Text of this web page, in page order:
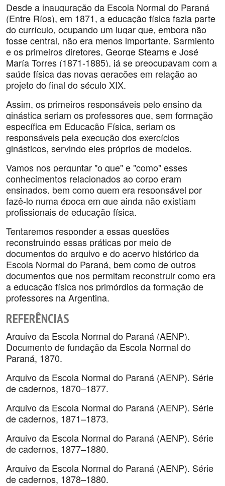
Desde a inauguração da Escola Normal do Paraná
(Entre Ríos), em 1871, a educação física fazia parte
do currículo, ocupando um lugar que, embora não
fosse central, não era menos importante. Sarmiento
e os primeiros diretores, George Stearns e José
María Torres (1871-1885), já se preocupavam com a
saúde física das novas gerações em relação ao
projeto do final do século XIX.
Assim, os primeiros responsáveis pelo ensino da
ginástica seriam os professores que, sem formação
específica em Educação Física, seriam os
responsáveis pela execução dos exercícios
ginásticos, servindo eles próprios de modelos.
Vamos nos perguntar "o que" e "como" esses
conhecimentos relacionados ao corpo eram
ensinados, bem como quem era responsável por
fazê-lo numa época em que ainda não existiam
profissionais de educação física.
Tentaremos responder a essas questões
reconstruindo essas práticas por meio de
documentos do arquivo e do acervo histórico da
Escola Normal do Paraná, bem como de outros
documentos que nos permitam reconstruir como era
a educação física nos primórdios da formação de
professores na Argentina.
REFERÊNCIAS
Arquivo da Escola Normal do Paraná (AENP).
Documento de fundação da Escola Normal do
Paraná, 1870.
Arquivo da Escola Normal do Paraná (AENP). Série
de cadernos, 1870–1877.
Arquivo da Escola Normal do Paraná (AENP). Série
de cadernos, 1871–1873.
Arquivo da Escola Normal do Paraná (AENP). Série
de cadernos, 1877–1880.
Arquivo da Escola Normal do Paraná (AENP). Série
de cadernos, 1878–1880.